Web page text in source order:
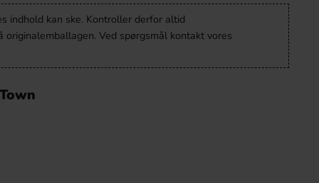
indhold kan ske. Kontroller derfor altid
originalemballagen. Ved spørgsmål kontakt vores